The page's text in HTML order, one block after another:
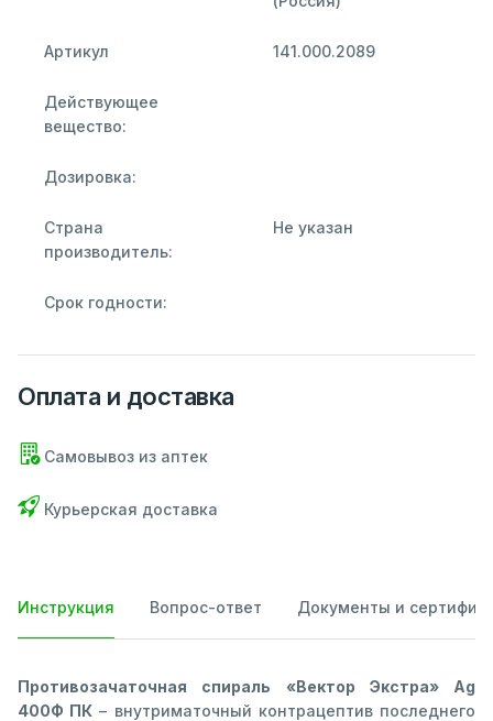
Артикул 141.000.2089
Действующее
вещество:
Дозировка:
Страна
производитель:
Не указан
Срок годности:
Оплата и доставка
Самовывоз из аптек
Курьерская доставка
Инструкция Вопрос-ответ Документы и
Противозачаточная спираль «Вектор Экстра» Ag
400Ф ПК – внутриматочный контрацептив последнего